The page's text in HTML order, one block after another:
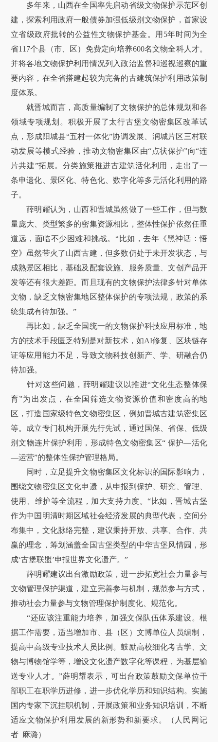
多年来，山西在全国率先启动省级文物保护示范区创
建，探索利用政府一般债券加强低级别文物保护，首家设
立省级政府批转的公益性文物保护基金。用5年时间为全
省117个县（市、区）免费定向培养600名文物全科人才。
并将各地文物保护利用情况列入政治监督和巡视巡察的重
要内容，在全省搭建起较为完备的古建筑保护利用政策制
度体系。
就晋城而言，高质量编制了文物保护的总体规划和各
领域专项规划。积极开展了太行古堡文物密集区改革试
点，形成阳城县“五村一体化”协调发展、润城片区三村联
动发展等模式经验，推动文物密集区由“点状保护”向“连
片共建”拓展。分类施策推进古建筑活化利用，走出了一
条申遗化、景区化、特色化、数字化等多元活化利用的路
子。
薛明耀认为，山西和晋城虽然做了一些工作，但与数
量庞大、类型繁多的密集资源相比，整体性保护依然任重
道远，面临不少困难和挑战。“比如，去年《黑神话：悟
空》虽然带火了山西古建，但多数仍处于未开发状态，与
成熟景区相比，基础及配套设施、服务质量、文创产品开
发等还有很大差距。而且现有的文物保护法律多针对单体
文物，缺乏文物密集地区整体保护的专项法规，政策的系
统集成有待加强。”
再比如，缺乏全国统一的文物保护科技应用标准，地
方的技术手段匮乏特别是对新技术，如AI修复、区块链存
证等应用能力不足，导致文物科技创新产、学、研融合仍
待加强。
针对这些问题，薛明耀建议以推进“文化生态整体保
育”为出发点，在全国筛选文物资源价值和密度高的地
区，打造国家级特色文物密集区，例如晋城古建筑密集区
等。成立专门机构开展先行先试，通过国保、省保、低级
别文物连片保护利用，形成特色文物密集区“ 保护—活化
—运营”的整体性保护管理格局。
同时，立足提升文物密集区文化标识的国际影响力，
围绕文物密集区文化申遗，从申报到保护、研究、管理、
使用、维护等全流程，加大支持力度。“比如，晋城古堡
作为中国明清时期区域社会经济发展的典型代表，空间分
布集中，文化脉络完整，建议秉持开放、共享、合作、共
赢的理念，筹划涵盖全国古堡类型的中华古堡风情园，形
成‘古堡联盟’申报世界文化遗产。”
薛明耀建议出台激励政策，进一步拓宽社会力量参与
文物管理保护渠道，建立完善参与机制，规范参与方式，
推动社会力量参与文物管理保护制度化、规范化。
“还应该注重能力培养，加强文保队伍体系建设。根
据工作需要，适当增加市、县（区）文博单位人员编制，
提高中高级专业技术人员比例。鼓励高校细化考古学、文
物与博物馆学等，增设文化遗产数字化等课程，为基层输
送专业人才。”薛明耀表示，可出台政策鼓励文保单位干
部职工在职学历进修，进一步优化学历和知识结构。实施
国内专家下沉挂职机制，开展政策和业务知识培训，不断
适应文物保护利用发展的新形势和新要求。（人民网记
者 麻潞）